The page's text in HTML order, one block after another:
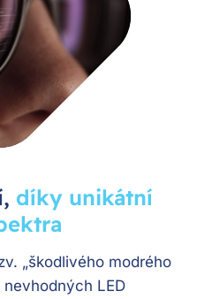
díky unikátní
„škodlivého modrého
nevhodných LED